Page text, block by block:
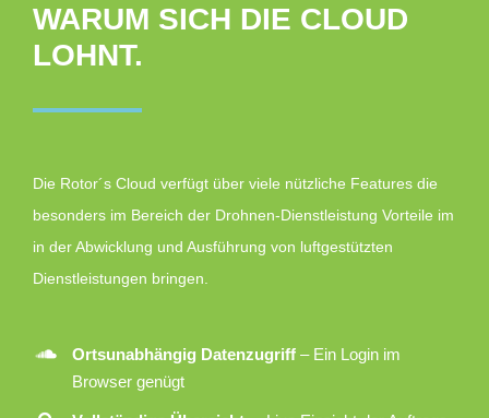
WARUM SICH DIE CLOUD
LOHNT.
Die Rotor´s Cloud verfügt über viele nützliche Features die
besonders im Bereich der Drohnen-Dienstleistung Vorteile im
in der Abwicklung und Ausführung von luftgestützten
Dienstleistungen bringen.
Ortsunabhängig Datenzugriff – Ein Login im
Browser genügt